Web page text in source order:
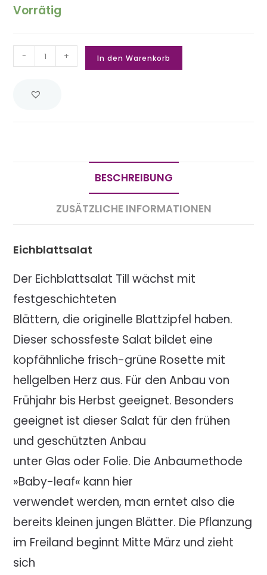
Vorrätig
- + In den Warenkorb
BESCHREIBUNG
ZUSÄTZLICHE INFORMATIONEN
Eichblattsalat
Der Eichblattsalat Till wächst mit
festgeschichteten
Blättern, die originelle Blattzipfel haben.
Dieser schossfeste Salat bildet eine
kopfähnliche frisch-grüne Rosette mit
hellgelben Herz aus. Für den Anbau von
Frühjahr bis Herbst geeignet. Besonders
geeignet ist dieser Salat für den frühen
und geschützten Anbau
unter Glas oder Folie. Die Anbaumethode
»Baby-leaf« kann hier
verwendet werden, man erntet also die
bereits kleinen jungen Blätter. Die Pflanzung
im Freiland beginnt Mitte März und zieht
sich